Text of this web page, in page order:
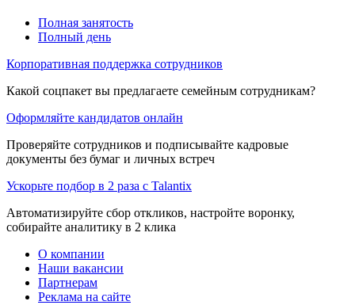
Полная занятость
Полный день
Корпоративная поддержка сотрудников
Какой соцпакет вы предлагаете семейным сотрудникам?
Оформляйте кандидатов онлайн
Проверяйте сотрудников и подписывайте кадровые
документы без бумаг и личных встреч
Ускорьте подбор в 2 раза с Talantix
Автоматизируйте сбор откликов, настройте воронку,
собирайте аналитику в 2 клика
О компании
Наши вакансии
Партнерам
Реклама на сайте